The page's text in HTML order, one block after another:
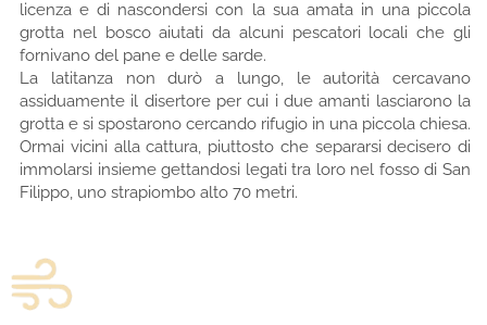
licenza e di nascondersi con la sua amata in una piccola
grotta nel bosco aiutati da alcuni pescatori locali che gli
fornivano del pane e delle sarde.
La latitanza non durò a lungo, le autorità cercavano
assiduamente il disertore per cui i due amanti lasciarono la
grotta e si spostarono cercando rifugio in una piccola chiesa.
Ormai vicini alla cattura, piuttosto che separarsi decisero di
immolarsi insieme gettandosi legati tra loro nel fosso di San
Filippo, uno strapiombo alto 70 metri.